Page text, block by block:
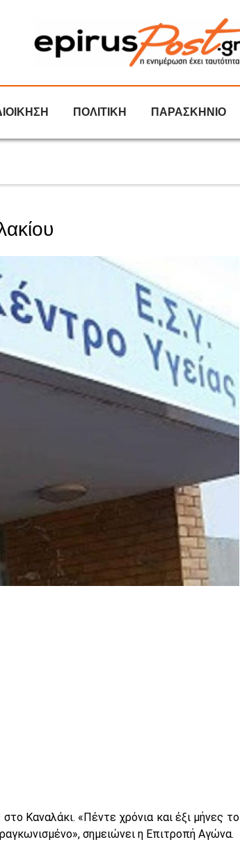
ΠΟΛΙΤΙΚΗ ΠΑΡΑΣΚΗΝΙΟ
Καναλάκι. «Πέντε χρόνια και έξι μήνες το
σημειώνει η Επιτροπή Αγώνα.